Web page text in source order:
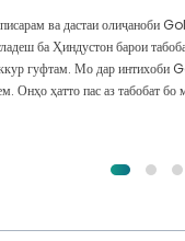
умедро дода будам, ки
гирифта метавонам. Ин
Худо бо GoMedii дучор омадам